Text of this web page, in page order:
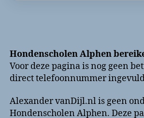
Hondenscholen Alphen
Voor deze pagina is nog geen
direct telefoonnummer
Alexander vanDijl.nl is geen
Hondenscholen Alphen. Deze